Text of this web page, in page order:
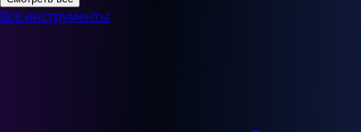
Все инструменты